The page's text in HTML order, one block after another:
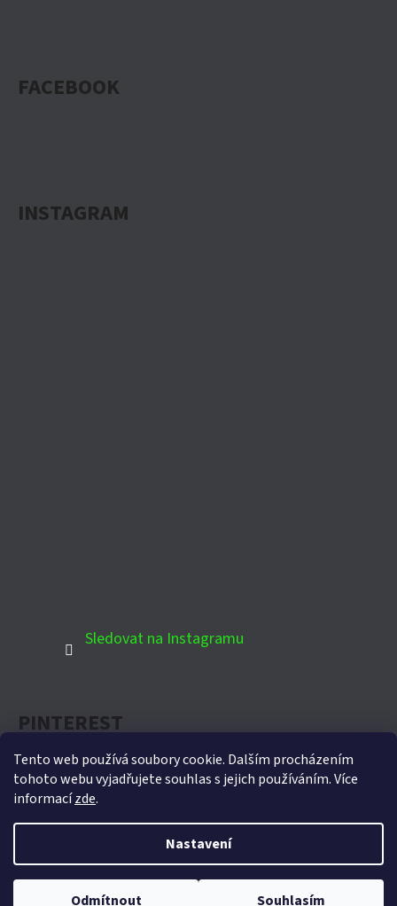
Tento web používá soubory cookie. Dalším procházením
tohoto webu vyjadřujete souhlas s jejich používáním. Více
informacízde.
Nastavení
Odmítnout Souhlasím
FACEBOOK
INSTAGRAM
Sledovat na Instagramu
PINTEREST
Oficiální partner Biohort pro Českou republiku
Vytvořil Shoptet
Copyright 2026Domek-zahradni.cz. Všechna práva